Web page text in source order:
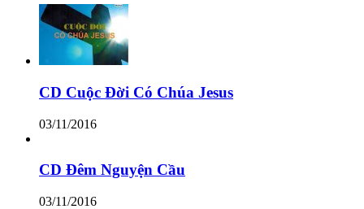
CD Cuộc Đời Có Chúa Jesus
03/11/2016
CD Đêm Nguyện Cầu
03/11/2016